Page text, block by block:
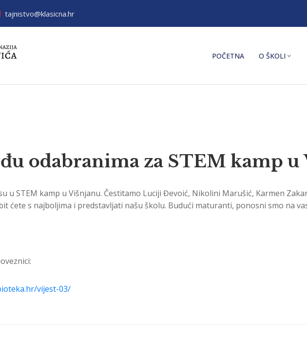
tajnistvo@klasicna.hr
POČETNA O ŠKOLI
odabranima za STEM kamp u
u STEM kamp u Višnjanu. Čestitamo Luciji Đevoić, Nikolini Marušić, Karmen
ćete s najboljima i predstavljati našu školu. Budući maturanti, ponosni smo na
vijest-03/